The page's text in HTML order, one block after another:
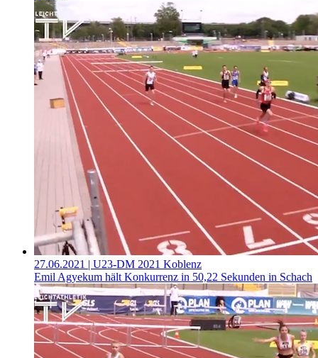
27.06.2021 | U23-DM 2021 Koblenz
Emil Agyekum hält Konkurrenz in 50,22 Sekunden in Schach